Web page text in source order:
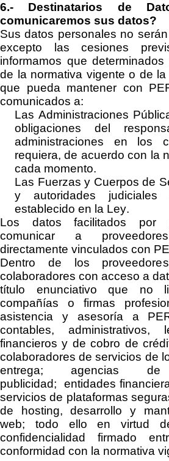
6.- Destinatarios de
comunicaremos sus datos?
Sus datos personales no
excepto las cesiones
informamos que determinados
de la normativa vigente o de la
que pueda mantener con
comunicados a:
Las Administraciones
obligaciones del
administraciones en los
requiera, de acuerdo con la
cada momento.
Las Fuerzas y Cuerpos de
y autoridades
establecido en la Ley.
Los datos facilitados
comunicar a
directamente vinculados con
Dentro de los
colaboradores con acceso a
título enunciativo que no
compañías o firmas
asistencia y asesoría a
contables, administrativos,
financieros y de cobro de
colaboradores de servicios de
entrega;agencias
publicidad; entidades
servicios de plataformas
de
hosting, desarrollo y
web; todo ello en virtud
confidencialidad firmado
conformidad con la normativa